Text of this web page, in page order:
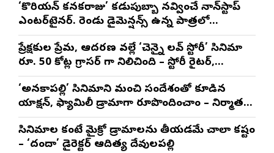
‘కొరియన్ కనకరాజు’ కడుపుబ్బా నవ్వించే నాన్‌స్టాప్
ఎంటర్‌టైనర్. రెండు డైమెన్షన్స్ ఉన్న పాత్రలో
నటించడం చాలా సంతృప్తినిచ్చింది : వరుణ్ తేజ్
ప్రేక్షకుల ప్రేమ, ఆదరణ వల్లే ‘చెన్నై లవ్ స్టోరీ’ సినిమా
రూ. 50 కోట్ల గ్రాసర్ గా నిలిచింది – స్టోరీ రైటర్,
ప్రొడ్యూసర్ సాయి రాజేష్
‘అనకాపల్లి’ సినిమాని మంచి సందేశంతో కూడిన
యాక్షన్, ఫ్యామిలీ డ్రామాగా రూపొందించాం – నిర్మాతలు
త్రినాథరావు నక్కిన, కాండ్రేగుల నాయుడు
సినిమాల కంటే మైక్రో డ్రామాలను తీయడమే చాలా కష్టం
– ‘దందా’ డైరెక్ట‌ర్ ఆదిత్య దేవులపల్లి